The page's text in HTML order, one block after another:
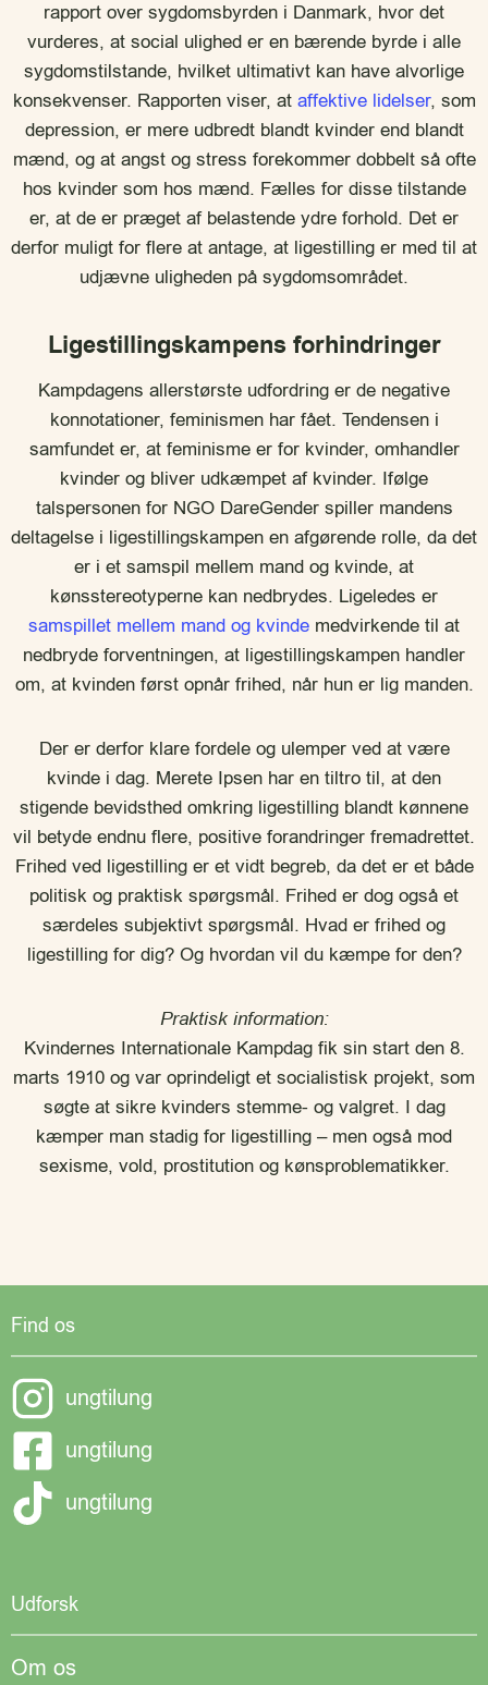
rapport over sygdomsbyrden i Danmark, hvor det
vurderes, at social ulighed er en bærende byrde i alle
sygdomstilstande, hvilket ultimativt kan have alvorlige
konsekvenser. Rapporten viser, at affektive lidelser, som
depression, er mere udbredt blandt kvinder end blandt
mænd, og at angst og stress forekommer dobbelt så ofte
hos kvinder som hos mænd. Fælles for disse tilstande
er, at de er præget af belastende ydre forhold. Det er
derfor muligt for flere at antage, at ligestilling er med til at
udjævne uligheden på sygdomsområdet.
Ligestillingskampens forhindringer
Kampdagens allerstørste udfordring er de negative
konnotationer, feminismen har fået. Tendensen i
samfundet er, at feminisme er for kvinder, omhandler
kvinder og bliver udkæmpet af kvinder. Ifølge
talspersonen for NGO DareGender spiller mandens
deltagelse i ligestillingskampen en afgørende rolle, da det
er i et samspil mellem mand og kvinde, at
kønsstereotyperne kan nedbrydes. Ligeledes er
samspillet mellem mand og kvinde medvirkende til at
nedbryde forventningen, at ligestillingskampen handler
om, at kvinden først opnår frihed, når hun er lig manden.
Der er derfor klare fordele og ulemper ved at være
kvinde i dag. Merete Ipsen har en tiltro til, at den
stigende bevidsthed omkring ligestilling blandt kønnene
vil betyde endnu flere, positive forandringer fremadrettet.
Frihed ved ligestilling er et vidt begreb, da det er et både
politisk og praktisk spørgsmål. Frihed er dog også et
særdeles subjektivt spørgsmål. Hvad er frihed og
ligestilling for dig? Og hvordan vil du kæmpe for den?
Praktisk information:
Kvindernes Internationale Kampdag fik sin start den 8.
marts 1910 og var oprindeligt et socialistisk projekt, som
søgte at sikre kvinders stemme- og valgret. I dag
kæmper man stadig for ligestilling – men også mod
sexisme, vold, prostitution og kønsproblematikker.
Find os
ungtilung
ungtilung
ungtilung
Udforsk
Om os